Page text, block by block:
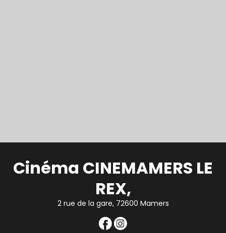
Cinéma CINEMAMERS LE
REX,
2 rue de la gare, 72600 Mamers